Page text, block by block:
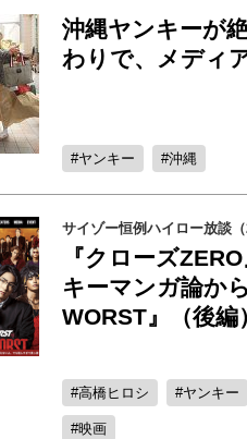
沖縄ヤンキーが
わりで、メディ
ヤンキー 沖縄
サイゾー恒例ハイロー放談（
『クローズ
キーマンガ論か
WORST』（後編
高橋ヒロシ ヤンキー
映画